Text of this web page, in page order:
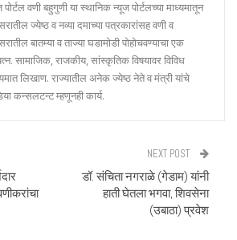
पोर्टल वणी बहुगुणी या स्थानिक न्यूज पोर्टलच्या माध्यमातून
ज्येष्ठ व नव्या दमाच्या पत्रकारांसह वणी व
बातम्या व ताज्या घडामोडी पोहोचवण्याचा एक
सामाजिक, राजकीय, सांस्कृतिक विषयावर विविध
लिखाण. राज्यातील अनेक ज्येष्ठ नेते व मंत्री यांचे
कन्सलटन्ट म्हणूनही कार्य.
NEXT POST
डॉ. संचिता नगराळे (गेडाम) यांनी
हाती घेतला भगवा, शिवसेना
(उबाठा) प्रवेश